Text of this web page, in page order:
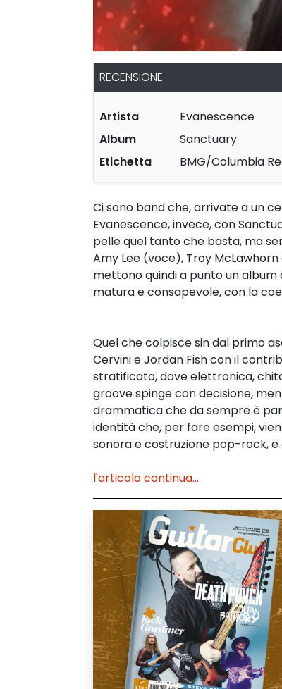
RECENSIONE
Artista
Evanescence
Album
Sanctuary
Etichetta
BMG/Columbia
Ci sono band che, arrivate a un
Evanescence, invece, con
pelle quel tanto che basta, ma
Amy Lee (voce), Troy
mettono quindi a punto un album
matura e consapevole, con la
Quel che colpisce sin dal primo
Cervini e Jordan Fish con il
stratificato, dove elettronica,
groove spinge con decisione,
drammatica che da sempre è
identità che, per fare esempi,
sonora e costruzione pop-rock, e
l'articolo continua...